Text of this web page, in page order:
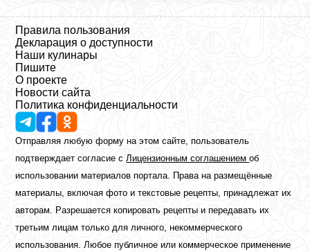
Правила пользования
Декларация о доступности
Наши кулинары
Пишите
О проекте
Новости сайта
Политика конфиденциальности
Отправляя любую форму на этом сайте, пользователь
подтверждает согласие сЛицензионным соглашениемоб
использовании материалов портала. Права на размещённые
материалы, включая фото и текстовые рецепты, принадлежат их
авторам. Разрешается копировать рецепты и передавать их
третьим лицам только для личного, некоммерческого
использования. Любое публичное или коммерческое применение